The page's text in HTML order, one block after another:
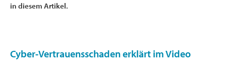
in diesem Artikel.
Cyber-Vertrauensschaden erklärt im Video